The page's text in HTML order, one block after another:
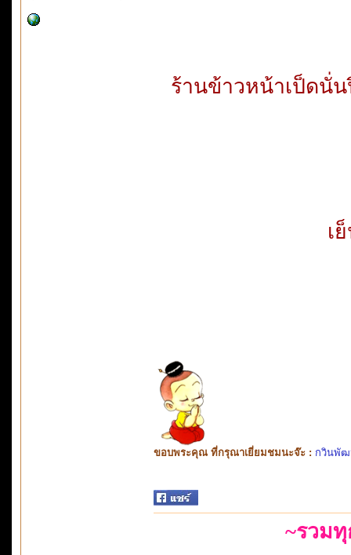
ร้านข้าวหน้าเป็ดนั่
เ
ขอบพระคุณ ที่กรุณาเยี่ยมชมนะจ๊ะ : กวินพั
~รวม